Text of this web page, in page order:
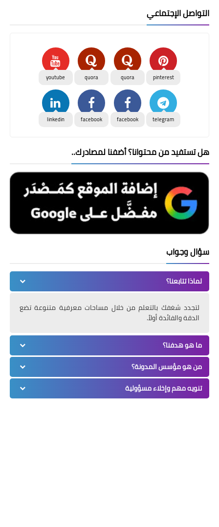
التواصل الإجتماعي
pinterest
quora
quora
youtube
telegram
facebook
facebook
linkedin
هل تستفيد من محتوانا؟ أضفنا لمصادرك..
سؤال وجواب
لماذا تتابعنا؟
لتجدد شغفك بالتعلم من خلال مساحات معرفية متنوعة تضع
الدقة والفائدة أولاً.
ما هو هدفنا؟
من هو مؤسس المدونة؟
تنويه مهم وإخلاء مسؤولية